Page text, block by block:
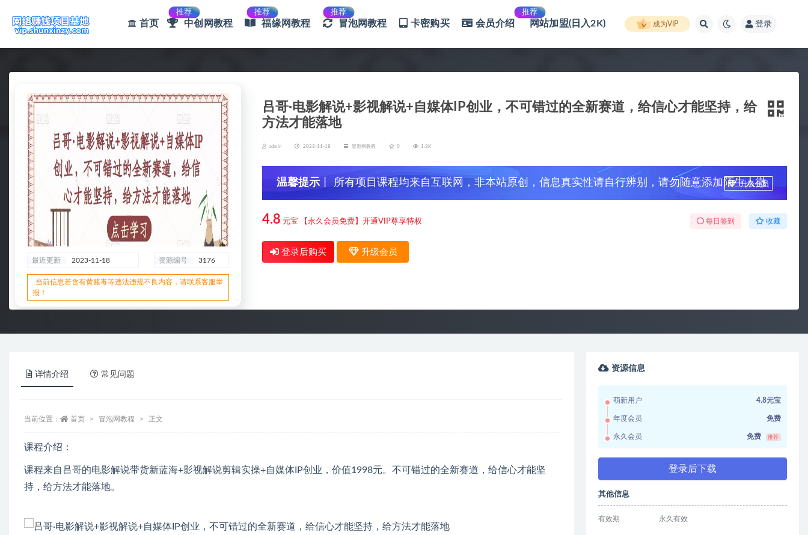
首页
推荐
中创网教程
推荐
福缘网教程
推荐
冒泡网教程 卡密购买 会员介绍
推荐
网站加盟(日入2K) 成为VIP 登录
最近更新 2023-11-18 资源编号 3176
当前信息若含有黄赌毒等违法违规不良内容，请联系客服举
报！
吕哥·电影解说+影视解说+自媒体IP创业，不可错过的全新赛道，给信心才能坚持，给
方法才能落地
admin 2023-11-18 冒泡网教程 0 1.3K
温馨提示 丨 所有项目课程均来自互联网，非本站原创，信息真实性请自行辨别，请勿随意添加陌生人微
信，谨防上当受骗！
升级会员
4.8 元宝 【永久会员免费】开通VIP尊享特权 每日签到 收藏
登录后购买 升级会员
详情介绍 常见问题
当前位置： 首页 冒泡网教程 正文
课程介绍：
课程来自吕哥的电影解说带货新蓝海+影视解说剪辑实操+自媒体IP创业，价值1998元。不可错过的全新赛道，给信心才能坚
持，给方法才能落地。
资源信息
萌新用户 4.8元宝
年度会员 免费
永久会员 免费 推荐
登录后下载
其他信息
有效期 永久有效